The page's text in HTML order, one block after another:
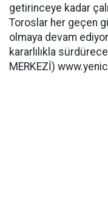
getirinceye kadar
Toroslar her geçen
olmaya devam
kararlılıkla
MERKEZİ)